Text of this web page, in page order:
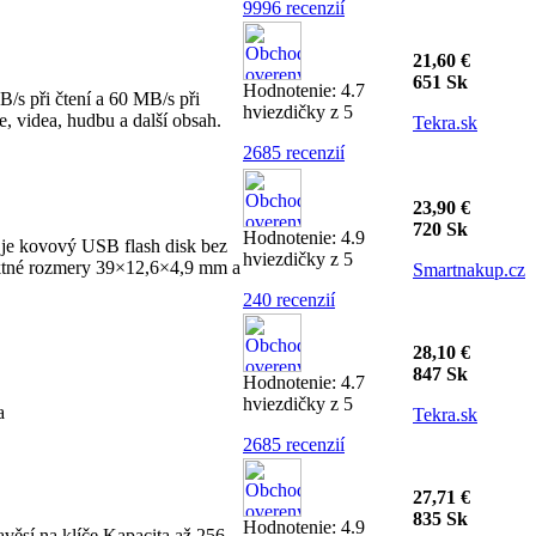
9996 recenzií
s při čtení a 60 MB/s při
videa, hudbu a další obsah.
Hodnotenie: 4.7
hviezdičky z 5
2685 recenzií
21,60 €
651 Sk
Tekra.sk
kovový USB flash disk bez
rozmery 39×12,6×4,9 mm a
Hodnotenie: 4.9
hviezdičky z 5
240 recenzií
23,90 €
720 Sk
Smartnakup.cz
Hodnotenie: 4.7
hviezdičky z 5
2685 recenzií
28,10 €
847 Sk
Tekra.sk
Hodnotenie: 4.9
27,71 €
835 Sk